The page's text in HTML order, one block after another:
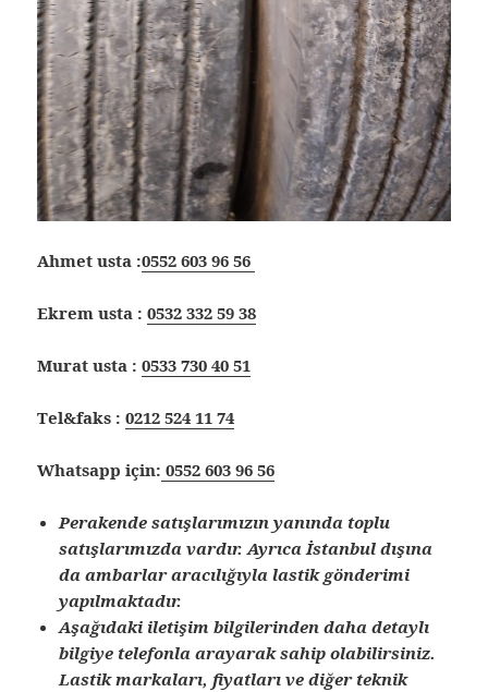
Ahmet usta :0552 603 96 56
Ekrem usta :0532 332 59 38
Murat usta :0533 730 40 51
Tel&faks :0212 524 11 74
Whatsapp için: 0552 603 96 56
Perakende satışlarımızın yanında toplu
satışlarımızda vardır. Ayrıca İstanbul dışına
da ambarlar aracılığıyla lastik gönderimi
yapılmaktadır.
Aşağıdaki iletişim bilgilerinden daha detaylı
bilgiye telefonla arayarak sahip olabilirsiniz.
Lastik markaları, fiyatları ve diğer teknik